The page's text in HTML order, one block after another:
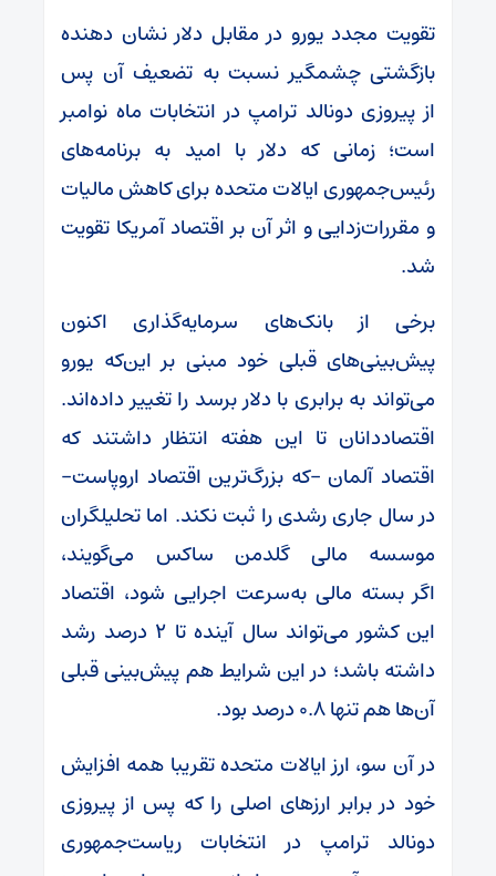
تقویت مجدد یورو در مقابل دلار نشان دهنده
بازگشتی چشمگیر نسبت به تضعیف آن پس
از پیروزی دونالد ترامپ در انتخابات ماه نوامبر
است؛ زمانی که دلار با امید به برنامه‌های
رئیس‌جمهوری ایالات متحده برای کاهش مالیات
و مقررات‌زدایی و اثر آن بر اقتصاد آمریکا تقویت
شد.
برخی از بانک‌های سرمایه‌گذاری اکنون
پیش‌بینی‌های قبلی خود مبنی بر این‌که یورو
می‌تواند به برابری با دلار برسد را تغییر داده‌اند.
اقتصاددانان تا این هفته انتظار داشتند که
اقتصاد آلمان -که بزرگ‌ترین اقتصاد اروپاست-
در سال جاری رشدی را ثبت نکند. اما تحلیلگران
موسسه مالی گلدمن ساکس می‌گویند،
اگر بسته مالی به‌سرعت اجرایی شود، اقتصاد
این کشور می‌تواند سال آینده تا ۲ درصد رشد
داشته باشد؛ در این شرایط هم پیش‌بینی قبلی
آن‌ها هم تنها ۰.۸ درصد بود.
در آن سو، ارز ایالات متحده تقریبا همه افزایش
خود در برابر ارزهای اصلی را که پس از پیروزی
دونالد ترامپ در انتخابات ریاست‌جمهوری